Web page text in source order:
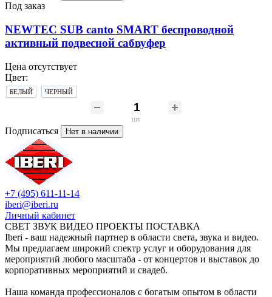
Под заказ
NEWTEC SUB canto SMART беспроводной
активный подвесной сабвуфер
Цена отсутствует
Цвет:
БЕЛЫЙ ЧЕРНЫЙ
шт
Подписаться Нет в наличии
+7 (495) 611-11-14
iberi@iberi.ru
Личный кабинет
СВЕТ ЗВУК ВИДЕО ПРОЕКТЫ ПОСТАВКА
Iberi - ваш надежный партнер в области света, звука и видео.
Мы предлагаем широкий спектр услуг и оборудования для
мероприятий любого масштаба - от концертов и выставок до
корпоративных мероприятий и свадеб.
Наша команда профессионалов с богатым опытом в области